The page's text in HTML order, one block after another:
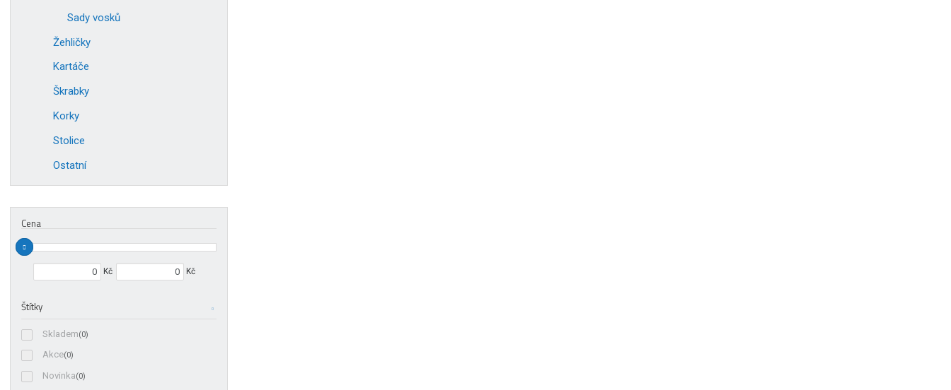
Sady vosků
Žehličky
Kartáče
Škrabky
Korky
Stolice
Ostatní
Cena
Kč Kč
Štítky
Skladem(0)
Akce(0)
Novinka(0)